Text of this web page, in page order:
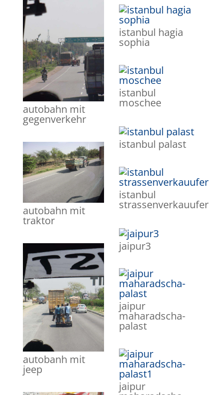
autobahn mit
gegenverkehr
autobahn mit
traktor
autobanh mit
jeep
istanbul hagia
sophia
istanbul
moschee
istanbul palast
istanbul
strassenverkauufer
jaipur3
jaipur
maharadscha-
palast
jaipur